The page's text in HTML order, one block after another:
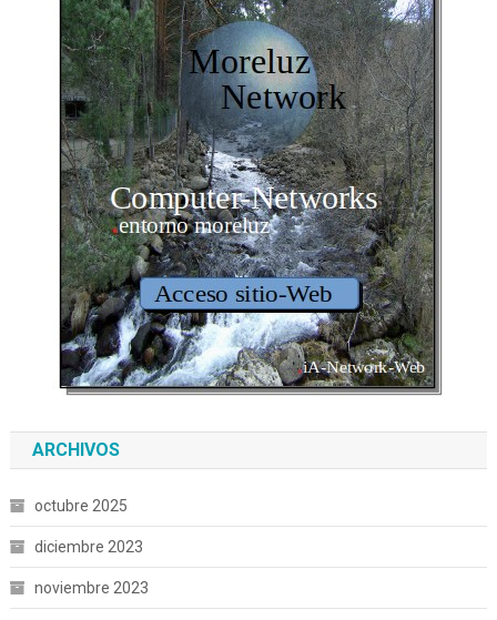
ARCHIVOS
octubre 2025
diciembre 2023
noviembre 2023